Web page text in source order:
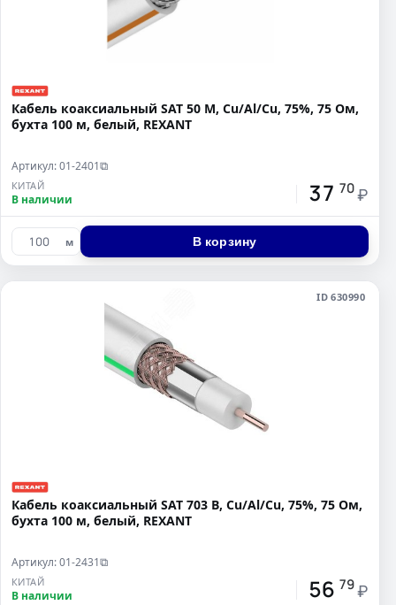
Кабель коаксиальный SAT 50 M, Cu/Al/Cu, 75%, 75 Ом,
бухта 100 м, белый, REXANT
Артикул: 01-2401⧉
КИТАЙ
В наличии 37 70 ₽
м В корзину
ID 630990
Кабель коаксиальный SAT 703 B, Cu/Al/Cu, 75%, 75 Ом,
бухта 100 м, белый, REXANT
Артикул: 01-2431⧉
КИТАЙ
В наличии 56 79 ₽